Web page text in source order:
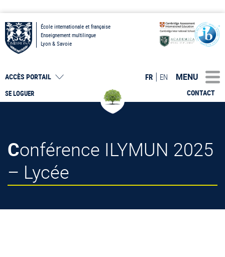
École internationale et française
Enseignement multilingue
Lyon & Savoie
SE LOGUER
ACCÈS PORTAIL
CONTACT
FR EN MENU
Conférence ILYMUN 2025
– Lycée